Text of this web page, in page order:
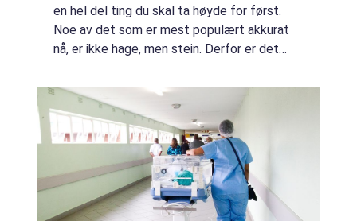
en hel del ting du skal ta høyde for først.
Noe av det som er mest populært akkurat
nå, er ikke hage, men stein. Derfor er det
verktøyet når man skal jobbe med nettopp...